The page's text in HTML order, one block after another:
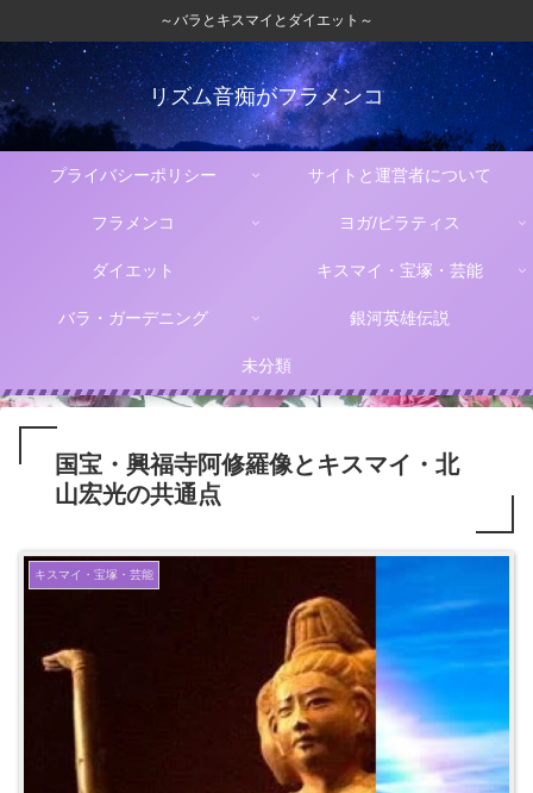
～バラとキスマイとダイエット～
リズム音痴がフラメンコ
プライバシーポリシー サイトと運営者について
フラメンコ ヨガ/ピラティス
ダイエット キスマイ・宝塚・芸能
バラ・ガーデニング 銀河英雄伝説
未分類
国宝・興福寺阿修羅像とキスマイ・北
山宏光の共通点
キスマイ・宝塚・芸能